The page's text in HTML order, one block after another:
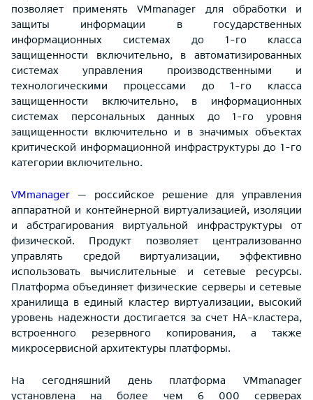
позволяет применять VMmanager для обработки и
защиты информации в государственных
информационных системах до 1-го класса
защищенности включительно, в автоматизированных
системах управления производственными и
технологическими процессами до 1-го класса
защищенности включительно, в информационных
системах персональных данных до 1-го уровня
защищенности включительно и в значимых объектах
критической информационной инфраструктуры до 1-го
категории включительно.
VMmanager — российское решение для управления
аппаратной и контейнерной виртуализацией, изоляции
и абстрагирования виртуальной инфраструктуры от
физической. Продукт позволяет централизованно
управлять средой виртуализации, эффективно
использовать вычислительные и сетевые ресурсы.
Платформа объединяет физические серверы и сетевые
хранилища в единый кластер виртуализации, высокий
уровень надежности достигается за счет НА-кластера,
встроенного резервного копирования, а также
микросервисной архитектуры платформы.
На сегодняшний день платформа VMmanager
установлена на более чем 6 000 серверах